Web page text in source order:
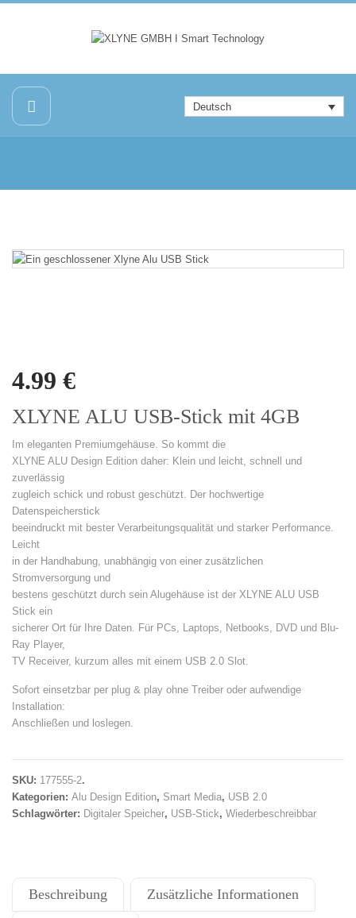
Deutsch
4.99 €
XLYNE ALU USB-Stick mit 4GB
Im eleganten Premiumgehäuse. So kommt die
XLYNE ALU Design Edition daher: Klein und leicht, schnell und
zuverlässig
zugleich schick und robust geschützt. Der hochwertige
Datenspeicherstick
beeindruckt mit bester Verarbeitungsqualität und starker Performance.
Leicht
in der Handhabung, unabhängig von einer zusätzlichen
Stromversorgung und
bestens geschützt durch sein Alugehäuse ist der XLYNE ALU USB
Stick ein
sicherer Ort für Ihre Daten. Für PCs, Laptops, Netbooks, DVD und Blu-
Ray Player,
TV Receiver, kurzum alles mit einem USB 2.0 Slot.
Sofort einsetzbar per plug & play ohne Treiber oder aufwendige
Installation:
Anschließen und loslegen.
SKU: 177555-2.
Kategorien: Alu Design Edition, Smart Media, USB 2.0
Schlagwörter: Digitaler Speicher, USB-Stick, Wiederbeschreibbar
Beschreibung Zusätzliche Informationen